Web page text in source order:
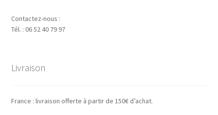
Contactez-nous :
Tél. : 06 52 40 79 97
Livraison
France : livraison offerte à partir de 150€ d’achat.